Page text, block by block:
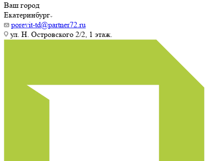
Ваш город
Екатеринбург
porevit-td@partner72.ru
ул. Н. Островского 2/2, 1 этаж.